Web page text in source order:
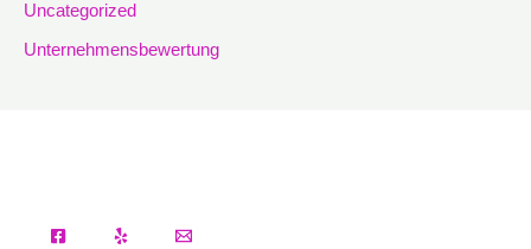
Uncategorized
Unternehmensbewertung